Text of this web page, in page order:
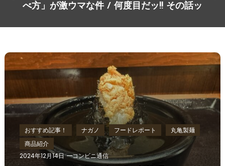
べ方」が激ウマな件 / 何度目だッ!! その話ッ
おすすめ記事！ ナガノ フードレポート
丸亀製麺
商品紹介
2024年12月14日
コンビニ通信